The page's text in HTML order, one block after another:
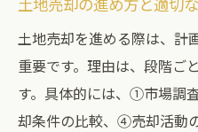
土地売却を進める際は、計
重要です。理由は、段階ご
す。具体的には、①市場
却条件の比較、④売却活動